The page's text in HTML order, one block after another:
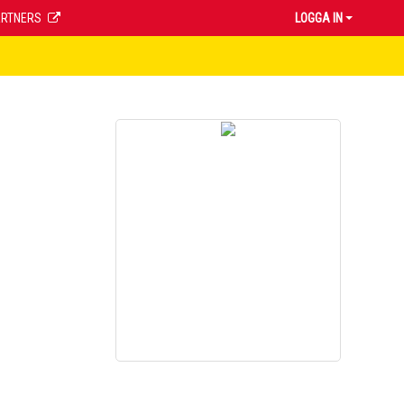
LOGGA IN